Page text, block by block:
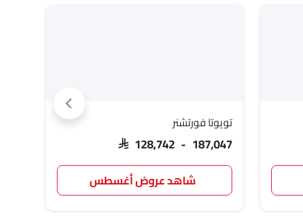
تويوتا فورتشنر
SAR 128,742 - 187,047
شاهد عروض أغسطس